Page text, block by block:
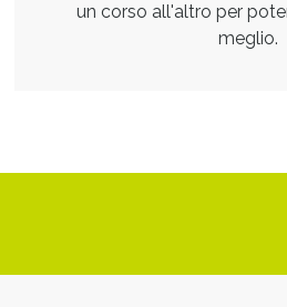
un corso all'altro per
meglio.